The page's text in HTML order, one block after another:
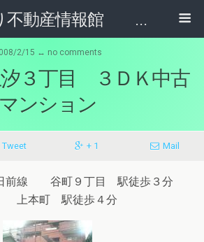
日替わり不動産情報館 リア･ライブログ
2/15 ↔ no comments
３丁目 ３ＤＫ中古
マンション
Tweet + 1 Mail
前線 谷町９丁目 駅徒歩３分
上本町 駅徒歩４分